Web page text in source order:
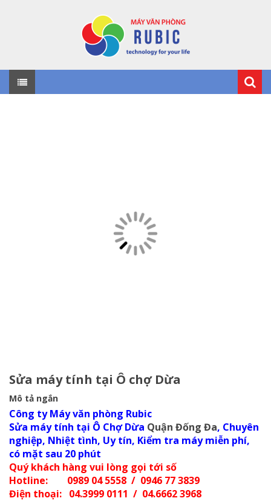
Sửa máy tính tại Ô chợ Dừa
Mô tả ngắn
Công ty Máy văn phòng Rubic
Sửa máy tính tại Ô Chợ Dừa Quận Đống Đa, Chuyên
nghiệp, Nhiệt tình, Uy tín, Kiểm tra máy miễn phí,
có mặt sau 20 phút
Quý khách hàng vui lòng gọi tới số
Hotline: 0989 04 5558 / 0946 77 3839
Điện thoại: 04.3999 0111 / 04.6662 3968